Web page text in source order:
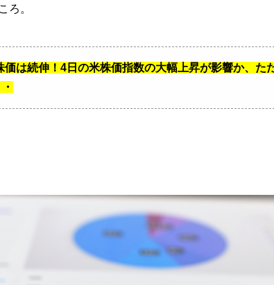
ろ。
は続伸！4日の米株価指数の大幅上昇が影響か、た